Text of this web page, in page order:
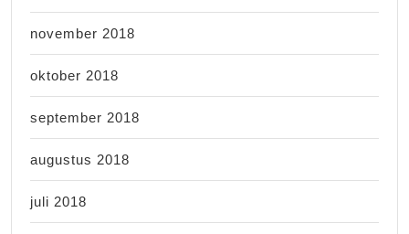
november 2018
oktober 2018
september 2018
augustus 2018
juli 2018